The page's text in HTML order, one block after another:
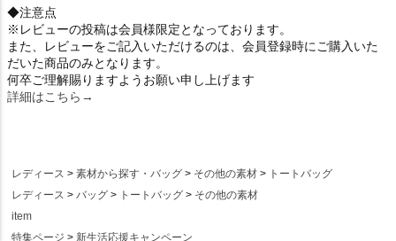
◆注意点
※レビューの投稿は会員様限定となっております。
また、レビューをご記入いただけるのは、会員登録時にご購入いた
だいた商品のみとなります。
何卒ご理解賜りますようお願い申し上げます
詳細はこちら→
レディース 素材から探す・バッグ その他の素材
トートバッグ
レディース
バッグ トートバッグ
その他の素材
item
特集ページ
新生活応援キャンペーン